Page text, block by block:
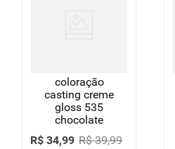
coloração
casting creme
gloss 535
chocolate
R$ 34,99 R$ 39,99